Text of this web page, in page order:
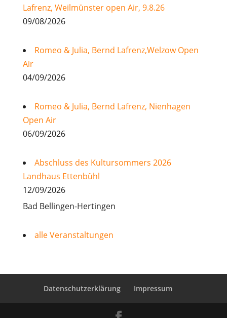
Lafrenz, Weilmünster open Air, 9.8.26
09/08/2026
Romeo & Julia, Bernd Lafrenz,Welzow Open
Air
04/09/2026
Romeo & Julia, Bernd Lafrenz, Nienhagen
Open Air
06/09/2026
Abschluss des Kultursommers 2026
Landhaus Ettenbühl
12/09/2026
Bad Bellingen-Hertingen
alle Veranstaltungen
Datenschutzerklärung Impressum